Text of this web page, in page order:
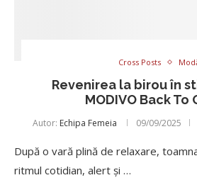
Cross Posts
Revenirea la birou în
MODIVO Back To
Autor: Echipa Femeia 09/09/2025
După o vară plină de relaxare,
ritmul cotidian, alert și …